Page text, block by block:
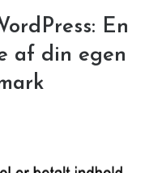
En
af din egen